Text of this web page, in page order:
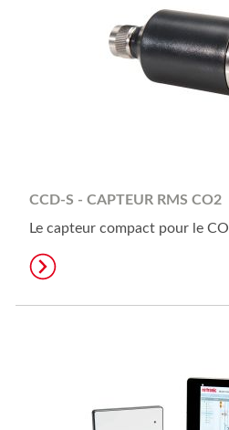
CCD-S - CAPTEUR RMS CO2
Le capteur compact pour le CO